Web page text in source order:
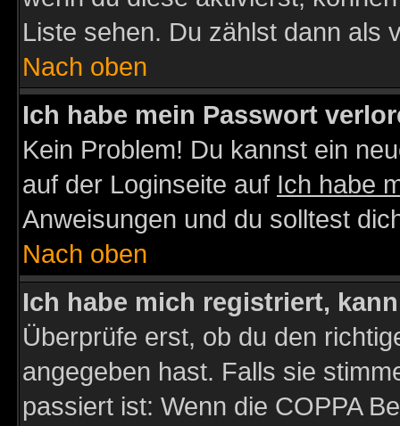
Liste sehen. Du zählst dann als
Nach oben
Ich habe mein Passwort
Kein Problem! Du kannst ein
auf der Loginseite auf Ich habe
Anweisungen und du solltest
Nach oben
Ich habe mich registriert,
Überprüfe erst, ob du den
angegeben hast. Falls sie
passiert ist: Wenn die COPPA